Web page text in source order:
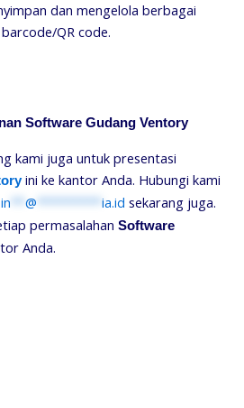
dan mengelola berbagai
QR code.
Software Gudang Ventory
kami juga untuk presentasi
ini ke kantor Anda. Hubungi kami
in @ ia.id sekarang juga.
permasalahan Software
Anda.